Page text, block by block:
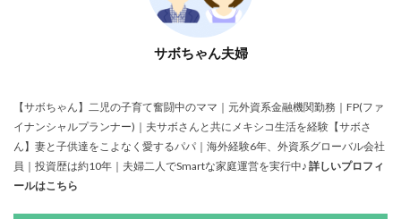
サボちゃん夫婦
【サボちゃん】二児の子育て奮闘中のママ｜元外資系金融機関勤務｜FP(ファ
イナンシャルプランナー)｜夫サボさんと共にメキシコ生活を経験【サボさ
ん】妻と子供達をこよなく愛するパパ｜海外経験6年、外資系グローバル会社
員｜投資歴は約10年｜夫婦二人でSmartな家庭運営を実行中♪ 詳しいプロフィ
ールはこちら